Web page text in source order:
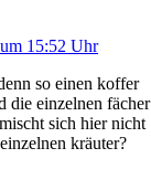
15:52 Uhr
so einen koffer
die einzelnen fächer
sich hier nicht
kräuter?